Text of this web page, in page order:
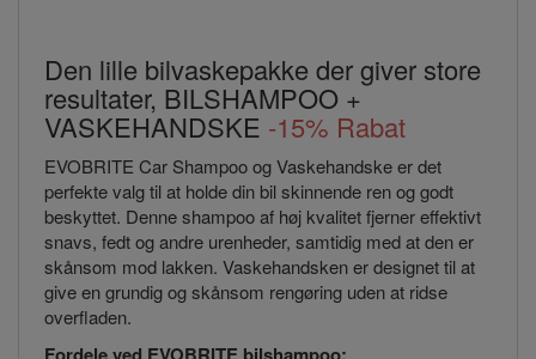
Den lille bilvaskepakke der giver store
resultater, BILSHAMPOO +
VASKEHANDSKE -15% Rabat
EVOBRITE Car Shampoo og Vaskehandske er det
perfekte valg til at holde din bil skinnende ren og godt
beskyttet. Denne shampoo af høj kvalitet fjerner effektivt
snavs, fedt og andre urenheder, samtidig med at den er
skånsom mod lakken. Vaskehandsken er designet til at
give en grundig og skånsom rengøring uden at ridse
overfladen.